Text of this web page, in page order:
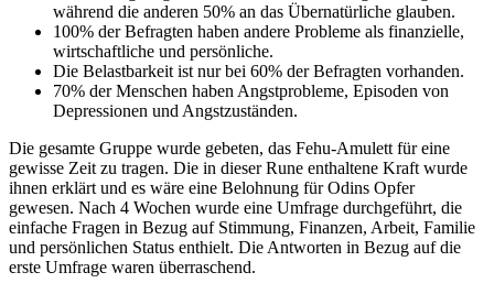
während die anderen 50% an das Übernatürliche glauben.
100% der Befragten haben andere Probleme als finanzielle,
wirtschaftliche und persönliche.
Die Belastbarkeit ist nur bei 60% der Befragten vorhanden.
70% der Menschen haben Angstprobleme, Episoden von
Depressionen und Angstzuständen.
Die gesamte Gruppe wurde gebeten, das Fehu-Amulett für eine
gewisse Zeit zu tragen. Die in dieser Rune enthaltene Kraft wurde
ihnen erklärt und es wäre eine Belohnung für Odins Opfer
gewesen. Nach 4 Wochen wurde eine Umfrage durchgeführt, die
einfache Fragen in Bezug auf Stimmung, Finanzen, Arbeit, Familie
und persönlichen Status enthielt. Die Antworten in Bezug auf die
erste Umfrage waren überraschend.